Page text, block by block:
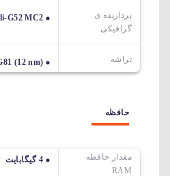
پردازنده ی
گرافیکی
Mali-G52 MC2
تراشه Mediatek Helio G81 (12 nm)
حافظه
مقدار حافظه
RAM
4 گیگابایت